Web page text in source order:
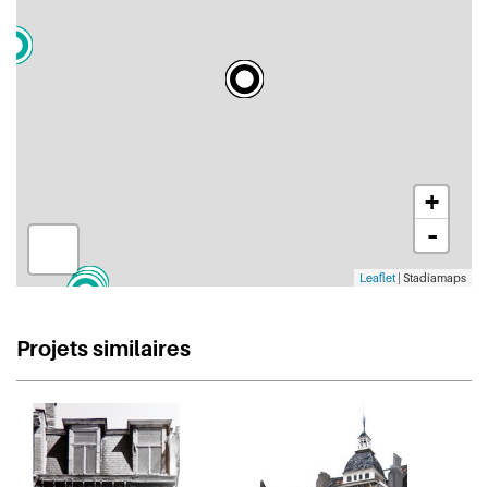
+
-
Leaflet | Stadiamaps
Projets similaires